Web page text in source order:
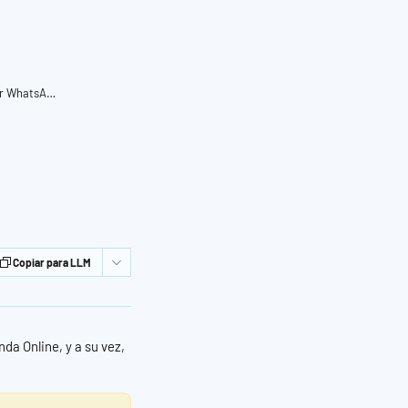
Confirmación o rechazo de pedidos por WhatsApp en Tienda Online
Copiar para LLM
Online, y a su vez,